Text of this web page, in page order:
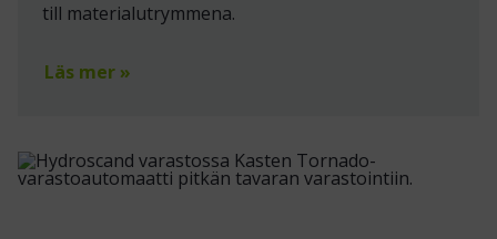
till materialutrymmena.
Läs mer »